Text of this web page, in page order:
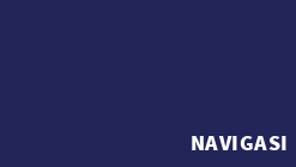
NAVIGASI